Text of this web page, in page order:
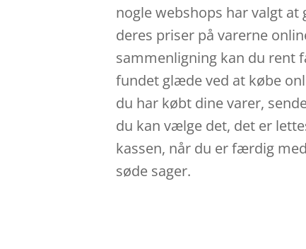
nogle webshops har valgt
deres priser på varerne
sammenligning kan du rent
fundet glæde ved at købe
du har købt dine varer,
du kan vælge det, det er
kassen, når du er færdig
søde sager.